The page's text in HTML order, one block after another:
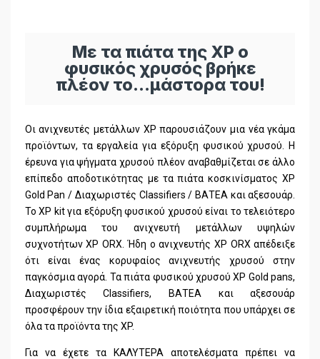
Με τα πιάτα της XP o
φυσικός χρυσός βρήκε
πλέον το…μάστορα του!
Οι ανιχνευτές μετάλλων XP παρουσιάζουν μια νέα γκάμα
προϊόντων, τα εργαλεία για εξόρυξη φυσικού χρυσού. Η
έρευνα για ψήγματα χρυσού πλέον αναβαθμίζεται σε άλλο
επίπεδο αποδοτικότητας με τα πιάτα κοσκινίσματος XP
Gold Pan / Διαχωριστές Classifiers / ΒΑΤΕΑ και αξεσουάρ.
Το XP kit για εξόρυξη φυσικού χρυσού είναι το τελειότερο
συμπλήρωμα του ανιχνευτή μετάλλων υψηλών
συχνοτήτων XP ORX. Ήδη ο ανιχνευτής XP ORX απέδειξε
ότι είναι ένας κορυφαίος ανιχνευτής χρυσού στην
παγκόσμια αγορά. Τα πιάτα φυσικού χρυσού XP Gold pans,
Διαχωριστές Classifiers, BΑΤΕΑ και αξεσουάρ
προσφέρουν την ίδια εξαιρετική ποιότητα που υπάρχει σε
όλα τα προϊόντα της XP.
Για να έχετε τα ΚΑΛΥΤΕΡΑ αποτελέσματα πρέπει να